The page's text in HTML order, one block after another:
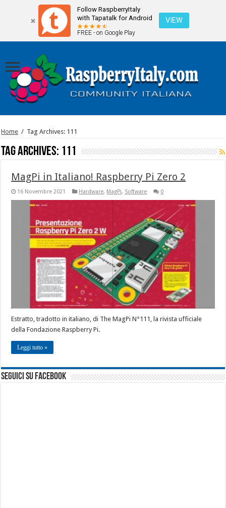
Follow RaspberryItaly
with Tapatalk for Android
FREE - on Google Play
VIEW
Home / Tag Archives: 111
Tag Archives: 111
MagPi in Italiano! Raspberry Pi Zero 2
16 Novembre 2021 Hardware, MagPi, Software 0
Estratto, tradotto in italiano, di The MagPi N°111, la rivista ufficiale
della Fondazione Raspberry Pi.
Leggi tutto »
seguici su facebook